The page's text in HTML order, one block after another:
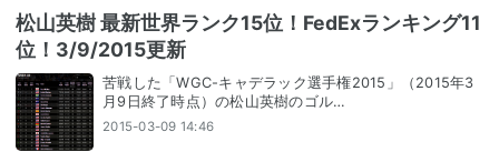
松山英樹 最新世界ランク15位！FedExランキング11
位！3/9/2015更新
苦戦した「WGC-キャデラック選手権2015」（2015年3
月9日終了時点）の松山英樹のゴル…
2015-03-09 14:46